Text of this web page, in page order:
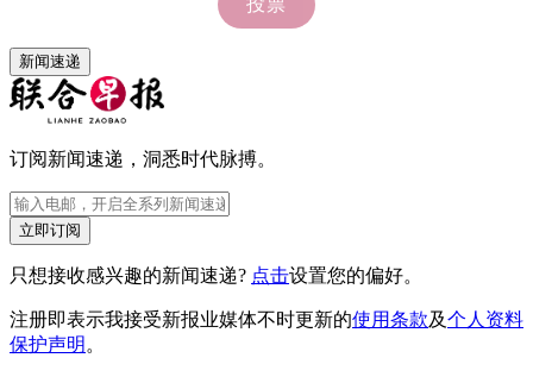
新闻速递
订阅新闻速递，洞悉时代脉搏。
立即订阅
只想接收感兴趣的新闻速递? 点击设置您的偏好。
注册即表示我接受新报业媒体不时更新的使用条款及个人资料
保护声明 。